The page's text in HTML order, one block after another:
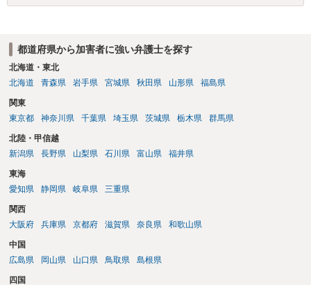
り調べ内容を録音することは必須だと考えます。
都道府県から加害者に強い弁護士を探す
北海道・東北
北海道
青森県 岩手県 宮城県 秋田県 山形県 福島県
関東
東京都
神奈川県 千葉県 埼玉県 茨城県 栃木県 群馬県
北陸・甲信越
新潟県
長野県 山梨県 石川県 富山県 福井県
東海
愛知県
静岡県 岐阜県 三重県
関西
大阪府
兵庫県 京都府 滋賀県 奈良県 和歌山県
中国
広島県
岡山県 山口県 鳥取県 島根県
四国